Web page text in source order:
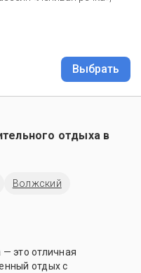
Выбрать
отдыха в
Волжский
это отличная
отдых с